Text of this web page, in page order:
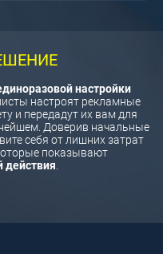
настройки
настроят рекламные
и передадут их вам для
Доверив начальные
себя от лишних затрат
показывают
действия